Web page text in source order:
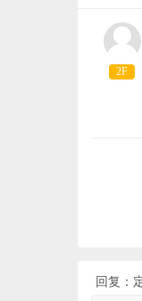
2F
回复：